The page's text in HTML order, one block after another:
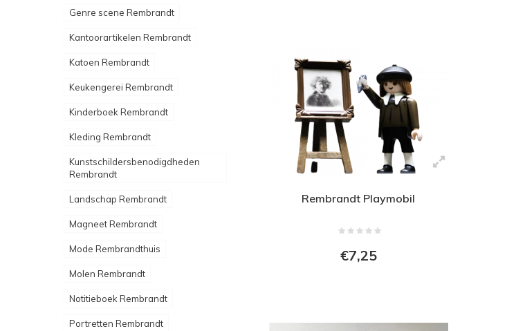
Genre scene Rembrandt
Kantoorartikelen Rembrandt
Katoen Rembrandt
Keukengerei Rembrandt
Kinderboek Rembrandt
Kleding Rembrandt
Kunstschildersbenodigdheden
Rembrandt
Landschap Rembrandt
Magneet Rembrandt
Mode Rembrandthuis
Molen Rembrandt
Notitieboek Rembrandt
Portretten Rembrandt
Rembrandt Playmobil
€7,25